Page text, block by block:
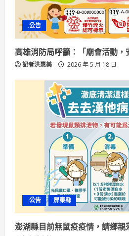
.公告
高雄消防局呼籲：「廟會活動，
記者洪惠美 2026 年 5 月 18 日
.公告 屏東縣
澎湖縣目前無鼠疫疫情，請鄉